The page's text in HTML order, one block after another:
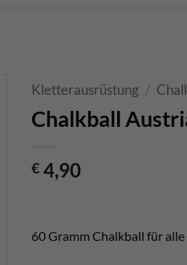
Kletterausrüstung /
Chalkball
€ 4,90
60 Gramm Chalkball für